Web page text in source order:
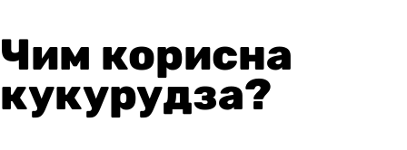
Чим корисна
кукурудза?